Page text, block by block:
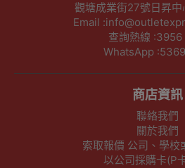
觀塘成業街27號日昇
Email
查詢熱線 :3956
WhatsApp
商店資訊
聯絡我們
關於我們
索取報價 公司、學校
以公司採購卡(P